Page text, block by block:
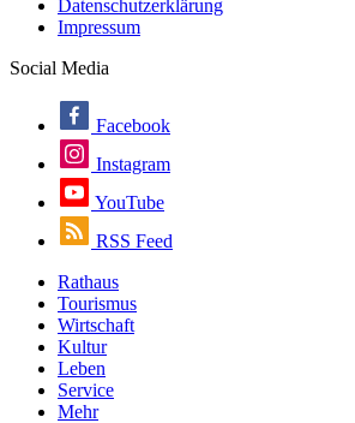
Datenschutzerklärung
Impressum
Social Media
Facebook
Instagram
YouTube
RSS Feed
Rathaus
Tourismus
Wirtschaft
Kultur
Leben
Service
Mehr